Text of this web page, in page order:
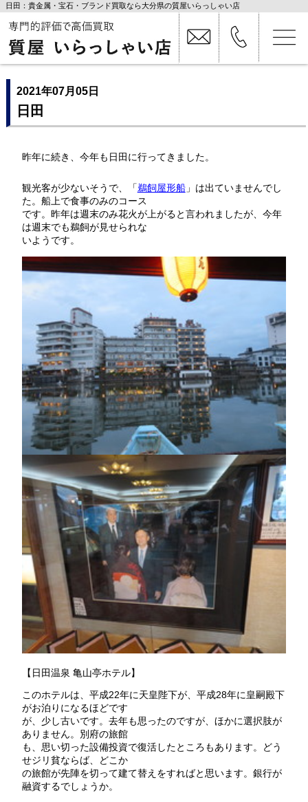
日田：貴金属・宝石・ブランド買取なら大分県の質屋いらっしゃい店
2021年07月05日
日田
昨年に続き、今年も日田に行ってきました。
観光客が少ないそうで、「鵜飼屋形船」は出ていませんでし
た。船上で食事のみのコース
です。昨年は週末のみ花火が上がると言われましたが、今年
は週末でも鵜飼が見せられな
いようです。
【日田温泉 亀山亭ホテル】
このホテルは、平成22年に天皇陛下が、平成28年に皇嗣殿下
がお泊りになるほどです
が、少し古いです。去年も思ったのですが、ほかに選択肢が
ありません。別府の旅館
も、思い切った設備投資で復活したところもあります。どう
せジリ貧ならば、どこか
の旅館が先陣を切って建て替えをすればと思います。銀行が
融資するでしょうか。